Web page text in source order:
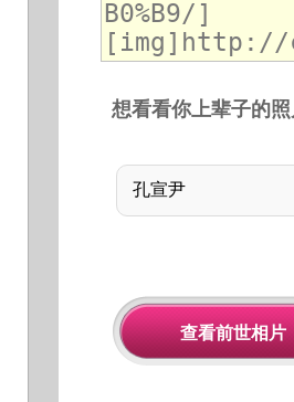
想看看你上辈子的